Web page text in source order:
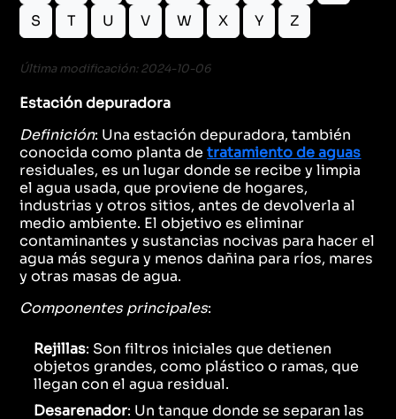
S
T U V W X Y Z
Última modificación: 2024-10-06
Estación depuradora
Definición: Una estación depuradora, también
conocida como planta detratamiento de aguas
residuales, es un lugar donde se recibe y limpia
el agua usada, que proviene de hogares,
industrias y otros sitios, antes de devolverla al
medio ambiente. El objetivo es eliminar
contaminantes y sustancias nocivas para hacer el
agua más segura y menos dañina para ríos, mares
y otras masas de agua.
Componentes principales:
Rejillas: Son filtros iniciales que detienen
objetos grandes, como plástico o ramas, que
llegan con el agua residual.
Desarenador: Un tanque donde se separan las